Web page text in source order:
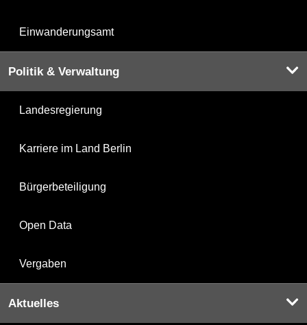
Einwanderungsamt
Politik & Verwaltung
Landesregierung
Karriere im Land Berlin
Bürgerbeteiligung
Open Data
Vergaben
Aktuelles